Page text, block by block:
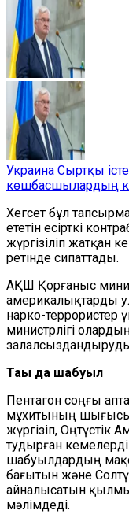
Украина Сыртқы
көшбасшылардың
Хегсет бұл
ететін есірткі
жүргізіліп жатқан
ретінде сипаттады.
АҚШ Қорғаныс
америкалықтарды
нарко-террористер
министрлігі
Тағы да шабуыл
Пентагон соңғы
мұхитының
жүргізіп, Оңтүстік
тудырған
шабуылдардың
бағытын және
айналысатын
мәлімдеді.